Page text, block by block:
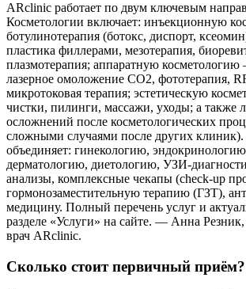
ARclinic работает по двум ключевым
Косметологии включает: инъекционную
ботулинотерапия (ботокс, диспорт,
пластика филлерами, мезотерапия,
плазмотерапия; аппаратную
лазерное омоложение CO2, фототерапия,
микротоковая терапия; эстетическую
чистки, пилинги, массажи, уходы; а также
осложнений после косметологических
сложными случаями после других клиник).
объединяет: гинекологию,
дерматологию, диетологию, УЗИ-
анализы, комплексные чекапы (check-up
гормонозаместительную терапию (ГЗТ),
медицину. Полный перечень услуг и
разделе «Услуги» на сайте. — Анна
врач ARclinic.
Сколько стоит первичный приём?